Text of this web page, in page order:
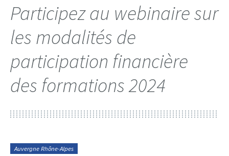
Participez au webinaire sur
les modalités de
participation financière
des formations 2024
Auvergne Rhône-Alpes